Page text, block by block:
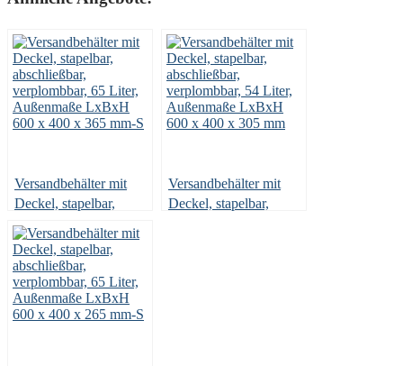
Versandbehälter mit
Deckel, stapelbar,
abschließbar,
verplombbar, 65 Liter,
Außenmaße LxBxH
600 x 400 x 365 mm
Versandbehälter mit
Deckel, stapelbar,